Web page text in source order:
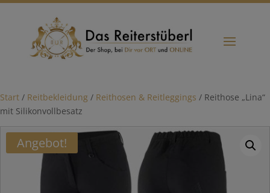
Start / Reitbekleidung / Reithosen & Reitleggings / Reithose „Lina“
mit Silikonvollbesatz
Angebot!